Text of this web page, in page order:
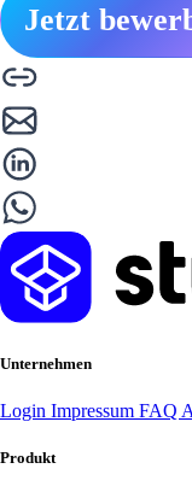
Jetzt
Unternehmen
Login Impressum FAQ
Produkt